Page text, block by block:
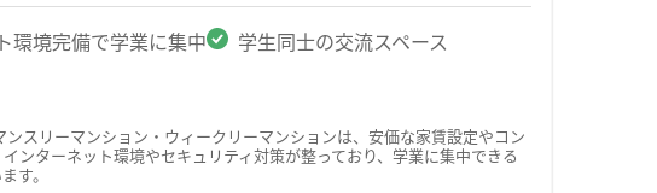
環境完備で学業に集中
学生同士の交流スペース
スリーマンション・ウィークリーマンションは、安価な家賃設定やコン
ンターネット環境やセキュリティ対策が整っており、学業に集中できる
す。